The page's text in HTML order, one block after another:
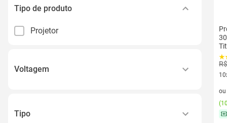
Tipo de produto
Projetor
Voltagem
Tipo
ou
(